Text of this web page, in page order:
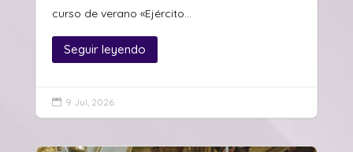
curso de verano «Ejército...
Seguir leyendo
 9 Jul, 2026